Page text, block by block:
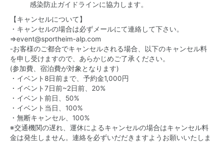
感染防止ガイドラインに協力します。
【キャンセルについて】
・キャンセルの場合は必ずメールにて連絡して下さい。
⇒event@sportheim-alp.com
-お客様のご都合でキャンセルされる場合、以下のキャンセル料
を申し受けますので、あらかじめご了承ください。
(参加費、宿泊費が対象となります)
・イベント8日前まで、予約金1,000円
・イベント7日前~2日前、20%
・イベント前日、50%
・イベント当日、100%
・無断キャンセル、100%
※交通機関の遅れ、運休によるキャンセルの場合はキャンセル料
金は発生しません。連絡を必ずいだだきますようお願いいたしま